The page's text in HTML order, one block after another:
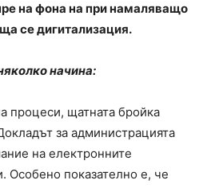
на фона на при намаляващо
се дигитализация.
начина:
процеси, щатната бройка
за администрацията
на електронните
Особено показателно е, че